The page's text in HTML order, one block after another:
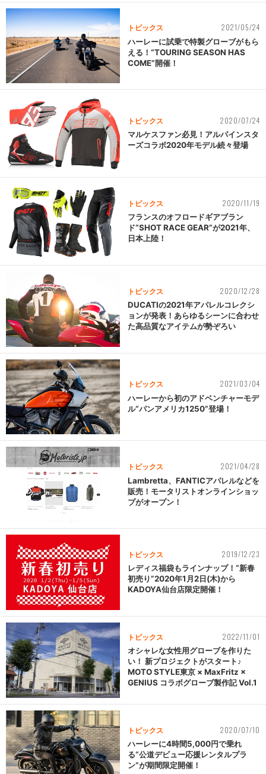
トピックス 2021/05/24
ハーレーに試乗で特製グローブがもら
える！“TOURING SEASON HAS
COME”開催！
トピックス 2020/07/24
マルケスファン必見！アルパインスタ
ーズコラボ2020年モデル続々登場
トピックス 2020/11/19
フランスのオフロードギアブラン
ド“SHOT RACE GEAR”が2021年、
日本上陸！
トピックス 2020/12/28
DUCATIの2021年アパレルコレクシ
ョンが発表！あらゆるシーンに合わせ
た高品質なアイテムが勢ぞろい
トピックス 2021/03/04
ハーレーから初のアドベンチャーモデ
ル“パンアメリカ1250”登場！
トピックス 2021/04/28
Lambretta、FANTICアパレルなどを
販売！モータリストオンラインショッ
プがオープン！
トピックス 2019/12/23
レディス福袋もラインナップ！“新春
初売り”2020年1月2日(木)から
KADOYA仙台店限定開催！
トピックス 2022/11/01
オシャレな女性用グローブを作りた
い！ 新プロジェクトがスタート♪
MOTO STYLE東京 × MaxFritz ×
GENIUS コラボグローブ製作記 Vol.1
トピックス 2020/07/10
ハーレーに4時間5,000円で乗れ
る“公道デビュー応援レンタルプラ
ン”が期間限定開催！